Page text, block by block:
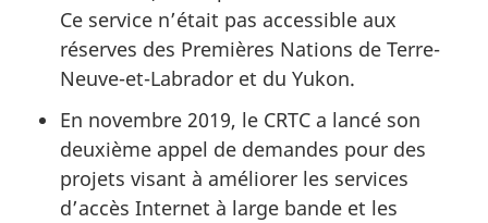
Ce service n’était pas accessible aux
réserves des Premières Nations de Terre-
Neuve-et-Labrador et du Yukon.
En novembre 2019, le CRTC a lancé son
deuxième appel de demandes pour des
projets visant à améliorer les services
d’accès Internet à large bande et les